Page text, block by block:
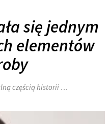
się jednym
elementów
częścią historii …